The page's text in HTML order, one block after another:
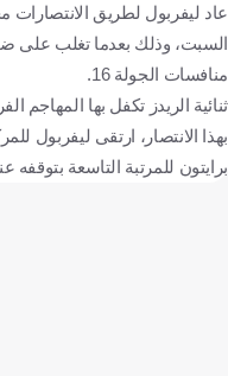
عاد ليفربول لطريق الانتصارات
منافسات الجولة 16.
ثنائية الريدز تكفل بها المهاجم
برايتون للمرتبة التاسعة بتوقفه عند 23